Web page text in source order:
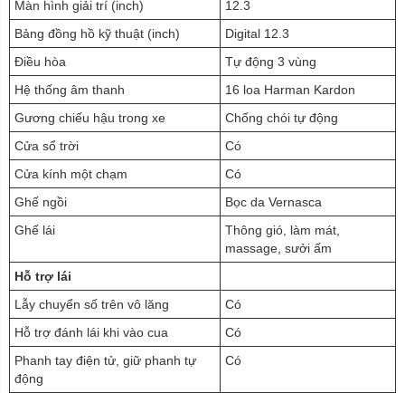
Màn hình giải trí (inch)
12.3
Bảng đồng hồ kỹ thuật (inch)
Digital 12.3
Điều hòa
Tự động 3 vùng
Hệ thống âm thanh
16 loa Harman Kardon
Gương chiếu hậu trong xe
Chống chói tự động
Cửa sổ trời
Có
Cửa kính một chạm
Có
Ghế ngồi
Bọc da Vernasca
Ghế lái
Thông gió, làm mát,
massage, sưởi ấm
Hỗ trợ lái
Lẫy chuyển số trên vô lăng
Có
Hỗ trợ đánh lái khi vào cua
Có
Phanh tay điện tử, giữ phanh tự
động
Có